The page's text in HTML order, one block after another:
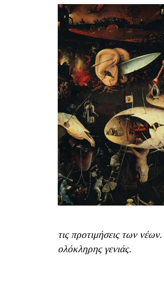
τις προτιμήσεις των νέων.
ολόκληρης γενιάς.